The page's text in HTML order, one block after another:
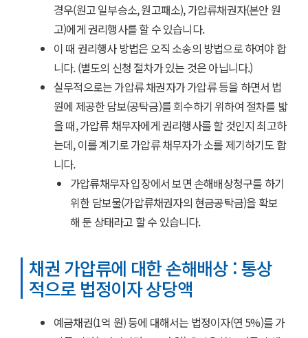
경우(원고 일부승소, 원고패소), 가압류채권자(본안 원
고)에게 권리행사를 할 수 있습니다.
이 때 권리행사 방법은 오직 소송의 방법으로 하여야 합
니다. (별도의 신청 절차가 있는 것은 아닙니다.)
실무적으로는 가압류 채권자가 가압류 등을 하면서 법
원에 제공한 담보(공탁금)를 회수하기 위하여 절차를 밟
을 때, 가압류 채무자에게 권리행사를 할 것인지 최고하
는데, 이를 계기로 가압류 채무자가 소를 제기하기도 합
니다.
가압류채무자 입장에서 보면 손해배상청구를 하기
위한 담보물(가압류채권자의 현금공탁금)을 확보
해 둔 상태라고 할 수 있습니다.
채권 가압류에 대한 손해배상 : 통상
적으로 법정이자 상당액
예금채권(1억 원) 등에 대해서는 법정이자(연 5%)를 가